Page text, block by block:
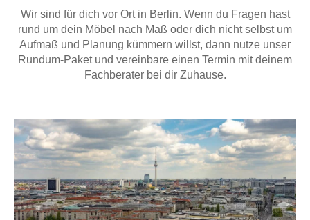
Massivholzschrank
Schuhschrank
Hängeschrank
Hängeboard
Kommode
TV-Möbel
Sideboard
aus
Badezimmerschrank
Badregal
Spiegelschrank
Doppelbett
Polstermöbel
Sofa
Hocker
Schlafsofa
Schlafsessel
Outdoor-
Küche
Outdoorküche
der
Produktlinie
Ultima
Wir sind für dich vor Ort in Berlin. Wenn du Fragen hast
rund um dein Möbel nach Maß oder dich nicht selbst um
Aufmaß und Planung kümmern willst, dann nutze unser
Rundum-Paket und vereinbare einen Termin mit deinem
Fachberater bei dir Zuhause.
Fronten renovieren
Für Dachschrägen
Kommoden
Massivholz-Schränke & -Regale
Regale
White Living